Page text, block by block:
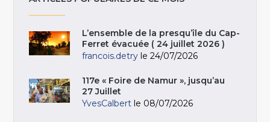
L’ensemble de la presqu’île du Cap-
Ferret évacuée ( 24 juillet 2026 )
francois.detry le 24/07/2026
117e « Foire de Namur », jusqu’au
27 Juillet
YvesCalbert le 08/07/2026